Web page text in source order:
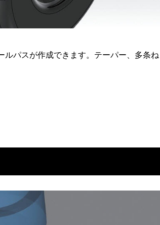
ルパスが作成できます。テーパー、多条ね